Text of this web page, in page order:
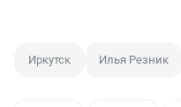
Иркутск Илья Резник